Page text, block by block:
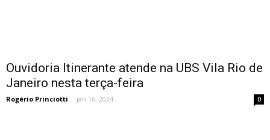
Ouvidoria Itinerante atende na UBS Vila Rio de
Janeiro nesta terça-feira
Rogério Princiotti - jan 16, 2024 0